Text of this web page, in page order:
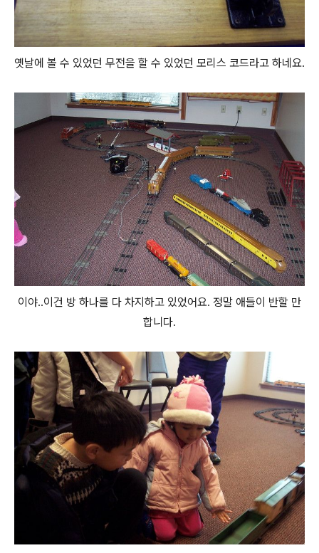
옛날에 볼 수 있었던 무전을 할 수 있었던 모리스 코드라고 하네요.
이야..이건 방 하나를 다 차지하고 있었어요. 정말 애들이 반할 만
합니다.